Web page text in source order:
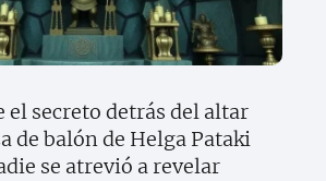
el secreto detrás del altar
de balón de Helga Pataki
se atrevió a revelar